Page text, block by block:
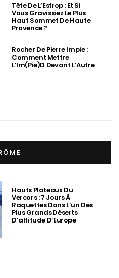
Tête De L’Estrop : Et Si
Vous Gravissiez Le Plus
Haut Sommet De Haute
Provence ?
Rocher De Pierre Impie :
Comment Mettre
L’Im(Pie)d Devant L’Autre
Hauts Plateaux Du
Vercors : 7 Jours À
Raquettes Dans L’un Des
Plus Grands Déserts
D’altitude D’Europe